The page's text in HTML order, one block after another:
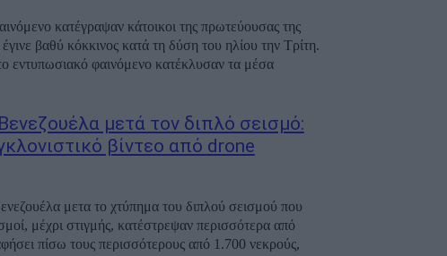
κατέγραψαν κάτοικοι της πρωτεύουσας της
βαθύ κόκκινος κατά τη δύση του ηλίου την Τρίτη.
εντυπωσιακό φαινόμενο κατέκλυσαν τα μέσα
μετά τον διπλό σεισμό:
βίντεο από drone
μετα το χτύπημα του διπλού σεισμού που
μέχρι στιγμής, κατέστρεψαν περισσότερα από
πίσω τους περισσότερους από 1.700 νεκρούς,